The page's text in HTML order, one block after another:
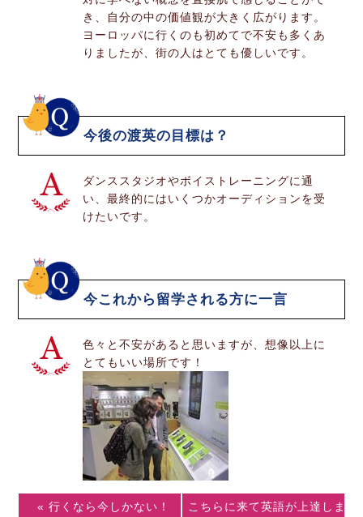
き、自分の中の価値観が大きく広がります。
ヨーロッパに行くのも初めてで不安も多くあ
りましたが、街の人はとても優しいです。
今後の渡英の目標は？
ダンススタジオやボイストレーニングに通
い、最終的にはいくつかオーディションを受
けたいです。
今これから留学される方に一言
色々と不安があると思いますが、想像以上に
とてもいい場所です！
« 行くなら今しかない！
こちらに来て英語が上達しま